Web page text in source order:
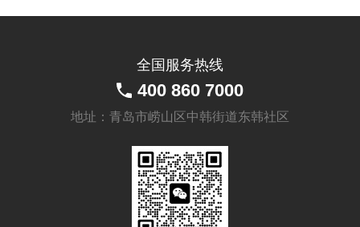
全国服务热线
400 860 7000
地址：青岛市崂山区中韩街道东韩社区